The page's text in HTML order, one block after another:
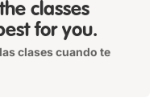
classes
for you.
clases cuando te